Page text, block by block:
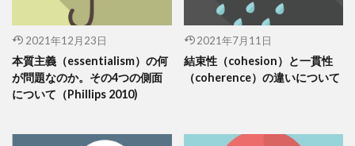
2021年12月23日
本質主義（essentialism）の何
が問題なのか。その4つの側面
について（Phillips 2010)
2021年7月11日
結束性（cohesion）と一貫性
（coherence）の違いについて